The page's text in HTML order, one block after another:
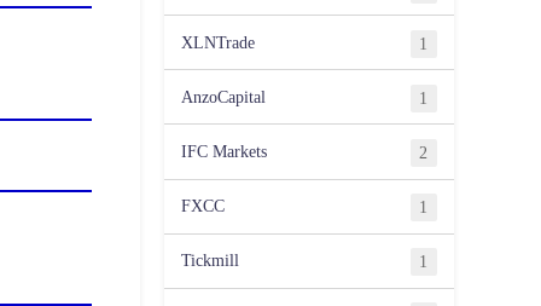
XLNTrade 1
AnzoCapital 1
IFC Markets 2
FXCC 1
Tickmill 1